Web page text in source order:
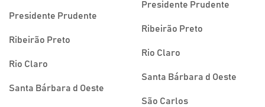
Presidente Prudente
Ribeirão Preto
Rio Claro
Santa Bárbara d Oeste
Presidente Prudente
Ribeirão Preto
Rio Claro
Santa Bárbara d Oeste
São Carlos